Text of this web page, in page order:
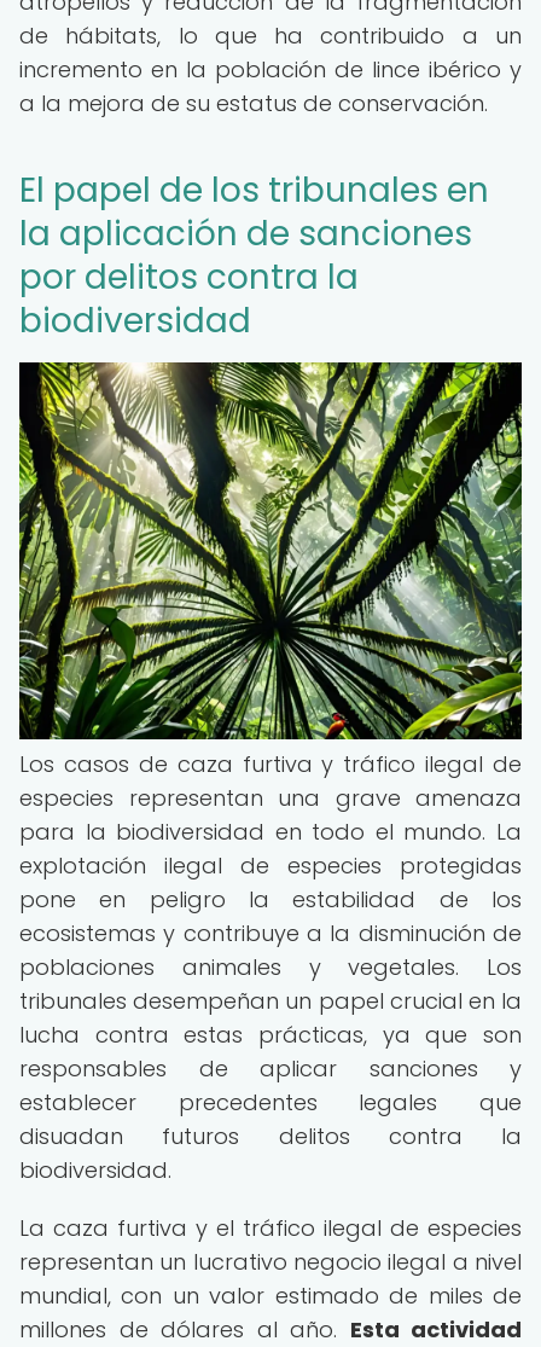
de hábitats, lo que ha contribuido a un
incremento en la población de lince ibérico y
a la mejora de su estatus de conservación.
El papel de los tribunales en
la aplicación de sanciones
por delitos contra la
biodiversidad
Los casos de caza furtiva y tráfico ilegal de
especies representan una grave amenaza
para la biodiversidad en todo el mundo. La
explotación ilegal de especies protegidas
pone en peligro la estabilidad de los
ecosistemas y contribuye a la disminución de
poblaciones animales y vegetales. Los
tribunales desempeñan un papel crucial en la
lucha contra estas prácticas, ya que son
responsables de aplicar sanciones y
establecer precedentes legales que
disuadan futuros delitos contra la
biodiversidad.
La caza furtiva y el tráfico ilegal de especies
representan un lucrativo negocio ilegal a nivel
mundial, con un valor estimado de miles de
millones de dólares al año. Esta actividad